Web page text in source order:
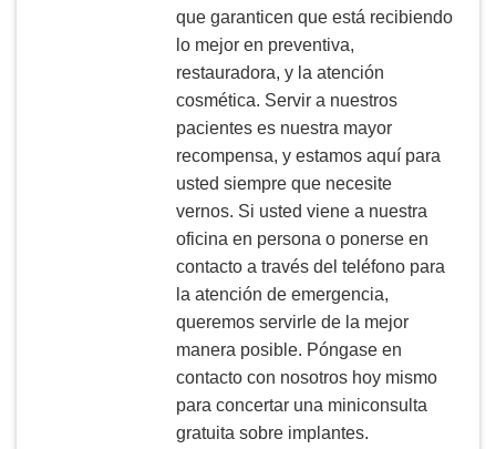
que garanticen que está recibiendo
lo mejor en preventiva,
restauradora, y la atención
cosmética. Servir a nuestros
pacientes es nuestra mayor
recompensa, y estamos aquí para
usted siempre que necesite
vernos. Si usted viene a nuestra
oficina en persona o ponerse en
contacto a través del teléfono para
la atención de emergencia,
queremos servirle de la mejor
manera posible. Póngase en
contacto con nosotros hoy mismo
para concertar una miniconsulta
gratuita sobre implantes.